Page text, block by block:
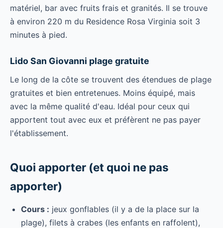
matériel, bar avec fruits frais et granités. Il se trouve
à environ 220 m du Residence Rosa Virginia soit 3
minutes à pied.
Lido San Giovanni plage gratuite
Le long de la côte se trouvent des étendues de plage
gratuites et bien entretenues. Moins équipé, mais
avec la même qualité d'eau. Idéal pour ceux qui
apportent tout avec eux et préfèrent ne pas payer
l'établissement.
Quoi apporter (et quoi ne pas
apporter)
Cours : jeux gonflables (il y a de la place sur la
plage), filets à crabes (les enfants en raffolent),